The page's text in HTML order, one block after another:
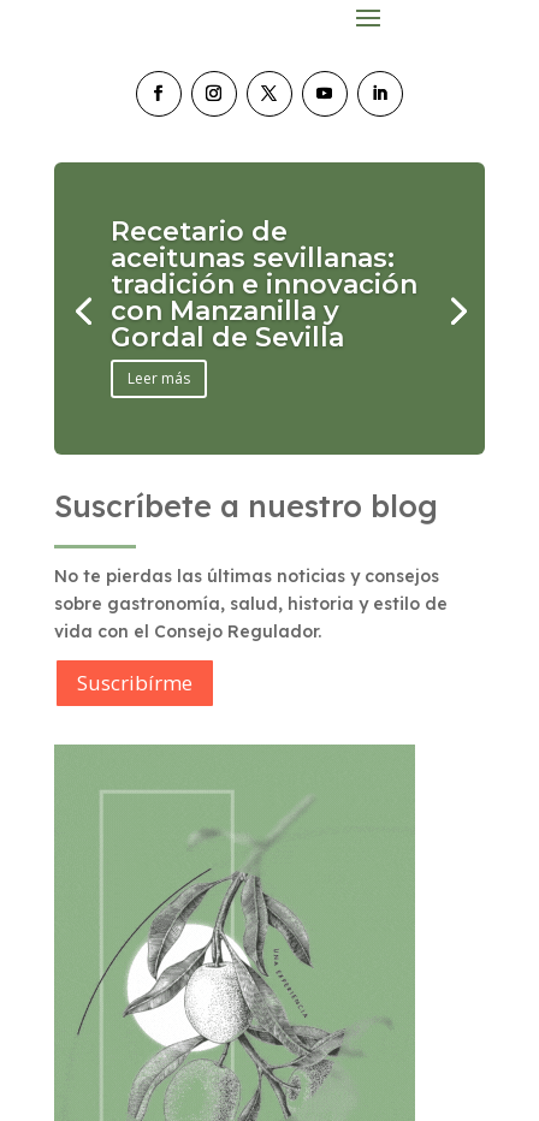
Recetario de
aceitunas sevillanas:
tradición e innovación
con Manzanilla y
Gordal de Sevilla
Leer más
Suscríbete a nuestro blog
No te pierdas las últimas noticias y consejos
sobre gastronomía, salud, historia y estilo de
vida con el Consejo Regulador.
Suscribírme